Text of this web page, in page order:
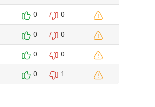
0 0
0 0
0 0
0 1